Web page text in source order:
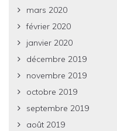
mars 2020
février 2020
janvier 2020
décembre 2019
novembre 2019
octobre 2019
septembre 2019
août 2019